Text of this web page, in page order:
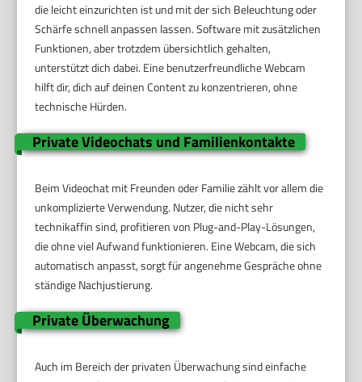
die leicht einzurichten ist und mit der sich Beleuchtung oder
Schärfe schnell anpassen lassen. Software mit zusätzlichen
Funktionen, aber trotzdem übersichtlich gehalten,
unterstützt dich dabei. Eine benutzerfreundliche Webcam
hilft dir, dich auf deinen Content zu konzentrieren, ohne
technische Hürden.
Private Videochats und Familienkontakte
Beim Videochat mit Freunden oder Familie zählt vor allem die
unkomplizierte Verwendung. Nutzer, die nicht sehr
technikaffin sind, profitieren von Plug-and-Play-Lösungen,
die ohne viel Aufwand funktionieren. Eine Webcam, die sich
automatisch anpasst, sorgt für angenehme Gespräche ohne
ständige Nachjustierung.
Private Überwachung
Auch im Bereich der privaten Überwachung sind einfache